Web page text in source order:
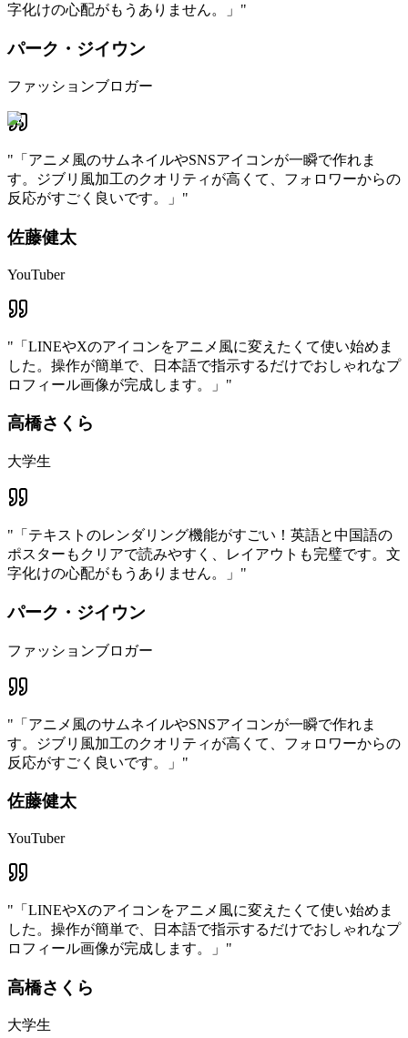
字化けの心配がもうありません。」 "
パーク・ジイウン
ファッションブロガー
" 「アニメ風のサムネイルやSNSアイコンが一瞬で作れま
す。ジブリ風加工のクオリティが高くて、フォロワーからの
反応がすごく良いです。」 "
佐藤健太
YouTuber
" 「LINEやXのアイコンをアニメ風に変えたくて使い始めま
した。操作が簡単で、日本語で指示するだけでおしゃれなプ
ロフィール画像が完成します。」 "
高橋さくら
大学生
" 「テキストのレンダリング機能がすごい！英語と中国語の
ポスターもクリアで読みやすく、レイアウトも完璧です。文
字化けの心配がもうありません。」 "
パーク・ジイウン
ファッションブロガー
" 「アニメ風のサムネイルやSNSアイコンが一瞬で作れま
す。ジブリ風加工のクオリティが高くて、フォロワーからの
反応がすごく良いです。」 "
佐藤健太
YouTuber
" 「LINEやXのアイコンをアニメ風に変えたくて使い始めま
した。操作が簡単で、日本語で指示するだけでおしゃれなプ
ロフィール画像が完成します。」 "
高橋さくら
大学生